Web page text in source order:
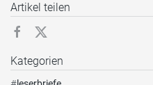
Artikel teilen
Kategorien